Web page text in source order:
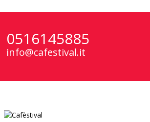
0516145885
info@cafestival.it